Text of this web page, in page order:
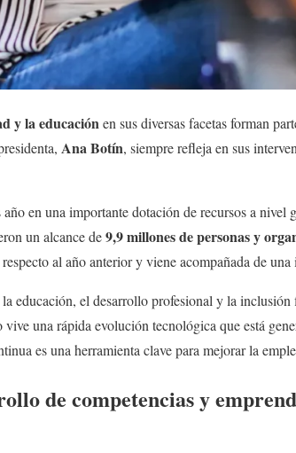
y la educaciónen sus diversas facetas forman
Ana Botín, siempre refleja en sus
en una importante dotación de recursos a
un alcance de9,9 millones de personas y
al año anterior y viene acompañada de
educación, el desarrollo profesional y la inclusión
una rápida evolución tecnológica que está
es una herramienta clave para mejorar la
de competencias y